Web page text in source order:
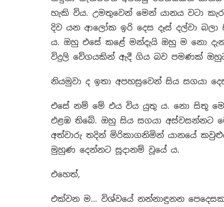
හැකි විය. උමතුවෙන් මෙන් යානය වටා
දිව යන ආලෝක ඉරි දෙස දෑස් දල්වා
ය. ඔහු එසේ කළේ මන්දැයි ඔහු ම නො
විදුලි වේගයකින් ඇදී ගිය බව පමණක්
නියමුවා ද ඉතා අපහසුවෙන් සිය සගයා
එසේ නම් මේ එය විය යුතු ය. නො සිතූ
එළඹ තිබේ. ඔහු සිය සගයා අස්වසන්නට
අත්වාරු තදින් මිරිකාගනිමින් යානයේ
මුහුණ දෙන්නට සූදානම් වූයේ ය.
එහෙත්,
එක්වන ම… විශ්වයේ නන්නාඳුනන